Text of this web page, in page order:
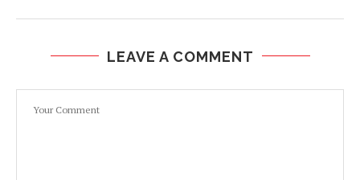
LEAVE A COMMENT